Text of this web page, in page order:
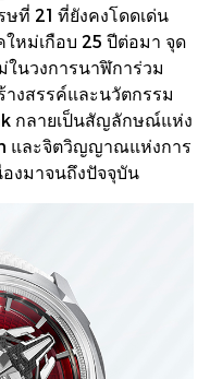
ที่ 21 ที่ยังคงโดดเด่น
หม่เกือบ 25 ปีต่อมา จุด
ในวงการนาฬิการ่วม
งสรรค์และนวัตกรรม
กลายเป็นสัญลักษณ์แห่ง
และจิตวิญญาณแห่งการ
งมาจนถึงปัจจุบัน